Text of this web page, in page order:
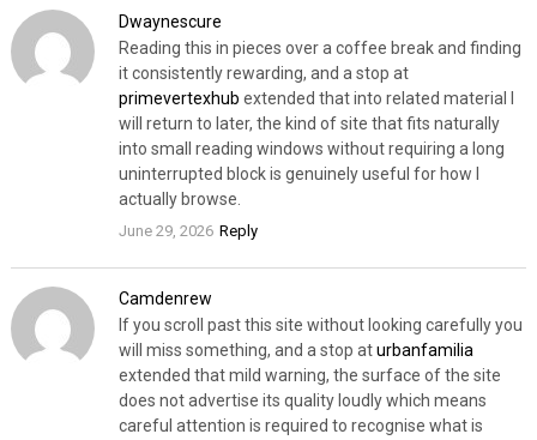
Dwaynescure
Reading this in pieces over a coffee break and finding
it consistently rewarding, and a stop at
primevertexhub extended that into related material I
will return to later, the kind of site that fits naturally
into small reading windows without requiring a long
uninterrupted block is genuinely useful for how I
actually browse.
June 29, 2026 Reply
Camdenrew
If you scroll past this site without looking carefully you
will miss something, and a stop aturbanfamilia
extended that mild warning, the surface of the site
does not advertise its quality loudly which means
careful attention is required to recognise what is